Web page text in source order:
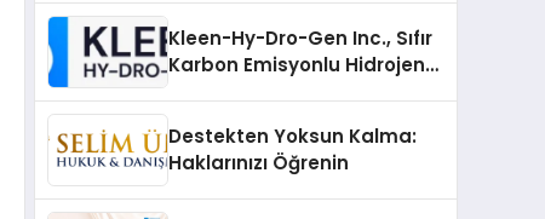
Kleen-Hy-Dro-Gen Inc., Sıfır
Karbon Emisyonlu Hidrojen
Aldı
Destekten Yoksun Kalma:
Haklarınızı Öğrenin